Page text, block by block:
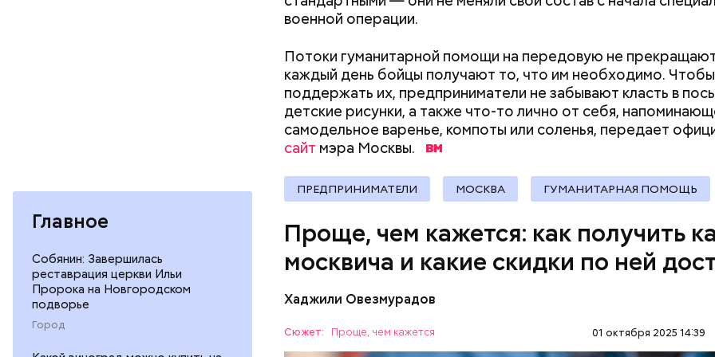
Главное
Собянин: Завершилась
реставрация церкви Ильи
Пророка на Новгородском
подворье
Город
военной операции.
Потоки гуманитарной помощи на передовую не
каждый день бойцы получают то, что им необходимо. Чтобы
поддержать их, предприниматели не забывают класть в
детские рисунки, а также что-то лично от себя,
самодельное варенье, компоты или соленья, передает
сайт мэра Москвы.
ПРЕДПРИНИМАТЕЛИ МОСКВА ГУМАНИТАРНАЯ ПОМОЩЬ
Проще, чем кажется: как получить
москвича и какие скидки по ней
Хаджили Овезмурадов
Сюжет: Проще, чем кажется 01 октября 2025 14:39
кафе и рестораны;
медицина (частные клиники);
одежда;
оптика;
парфюмерия и косметика;
продукты питания (супермаркеты, магазины у дома);
спортивные магазины;
страхование, право и финансы;
бытовая техника и электроника;
товары для дома;
реализована в пяти округах города, подчеркнули в ЦОДД: